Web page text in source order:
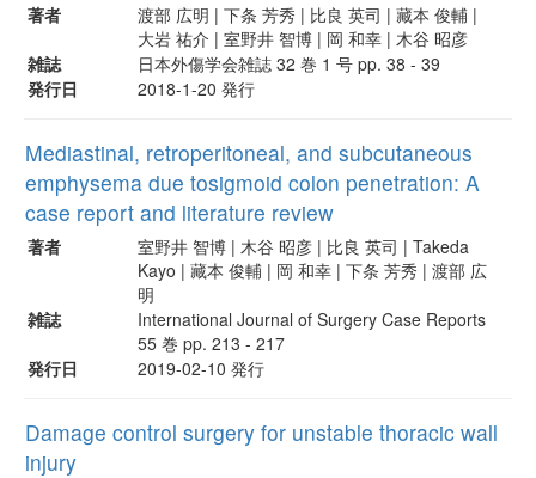
著者
渡部 広明 | 下条 芳秀 | 比良 英司 | 藏本 俊輔 |
大岩 祐介 | 室野井 智博 | 岡 和幸 | 木谷 昭彦
雑誌
日本外傷学会雑誌 32 巻 1 号 pp. 38 - 39
発行日
2018-1-20 発行
Mediastinal, retroperitoneal, and subcutaneous
emphysema due tosigmoid colon penetration: A
case report and literature review
著者
室野井 智博 | 木谷 昭彦 | 比良 英司 | Takeda
Kayo | 藏本 俊輔 | 岡 和幸 | 下条 芳秀 | 渡部 広
明
雑誌
International Journal of Surgery Case Reports
55 巻 pp. 213 - 217
発行日
2019-02-10 発行
Damage control surgery for unstable thoracic wall
injury